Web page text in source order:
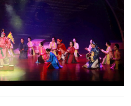
mềm, thành động lực sáng tạo,
của Thủ đô.